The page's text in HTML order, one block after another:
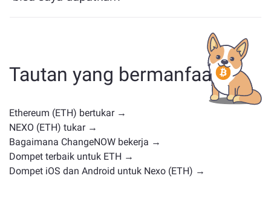
kategorinya — apakah itu stablecoin, token utilitas,
koin pemerintahan, atau jenis lainnya. Alternatif umum
termasuk cryptocurrency lain dengan kasus
penggunaan atau posisi pasar serupa. Periksa semua
pertukaran utama.
Tautan yang bermanfaat
Ethereum (ETH) bertukar →
NEXO (ETH) tukar →
Bagaimana ChangeNOW bekerja →
Dompet terbaik untuk ETH →
Dompet iOS dan Android untuk Nexo (ETH) →